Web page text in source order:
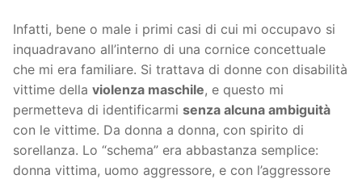
Infatti, bene o male i primi casi di cui mi occupavo si
inquadravano all’interno di una cornice concettuale
che mi era familiare. Si trattava di donne con disabilità
vittime della violenza maschile, e questo mi
permetteva di identificarmi senza alcuna ambiguità
con le vittime. Da donna a donna, con spirito di
sorellanza. Lo “schema” era abbastanza semplice:
donna vittima, uomo aggressore, e con l’aggressore